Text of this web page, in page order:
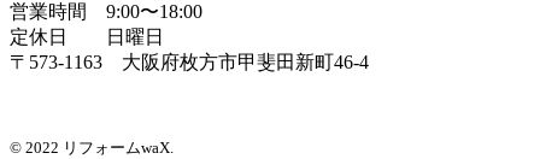
営業時間 9:00〜18:00
定休日 日曜日
〒573-1163 大阪府枚方市甲斐田新町46-4
© 2022 リフォームwaX.